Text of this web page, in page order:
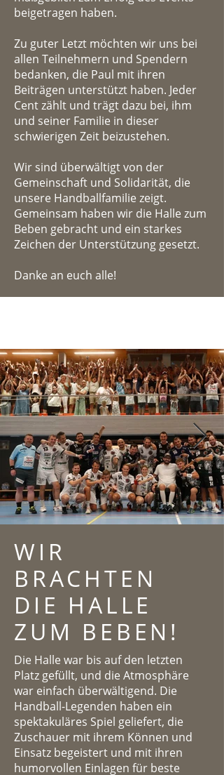
beigetragen haben.
Zu guter Letzt möchten wir uns bei
allen Teilnehmern und Spendern
bedanken, die Paul mit ihren
Beiträgen unterstützt haben. Jeder
Cent zählt und trägt dazu bei, ihm
und seiner Familie in dieser
schwierigen Zeit beizustehen.
Wir sind überwältigt von der
Gemeinschaft und Solidarität, die
unsere Handballfamilie zeigt.
Gemeinsam haben wir die Halle zum
Beben gebracht und ein starkes
Zeichen der Unterstützung gesetzt.
Danke an euch alle!
WIR
BRACHTEN
DIE HALLE
ZUM BEBEN!
Die Halle war bis auf den letzten
Platz gefüllt, und die Atmosphäre
war einfach überwältigend. Die
Handball-Legenden haben ein
spektakuläres Spiel geliefert, die
Zuschauer mit ihrem Können und
Einsatz begeistert und mit ihren
humorvollen Einlagen für beste